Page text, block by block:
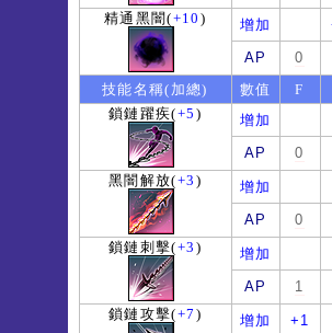
精通黑闇(+10 ) 增加
AP
0
技能名稱(加總)
數值
F
鎖鏈躍疾(+5 )
增加
AP
0
黑闇解放(+3 )
增加
AP
0
鎖鏈刺擊(+3 )
增加
AP
1
鎖鏈攻擊(+7 ) 增加
+1